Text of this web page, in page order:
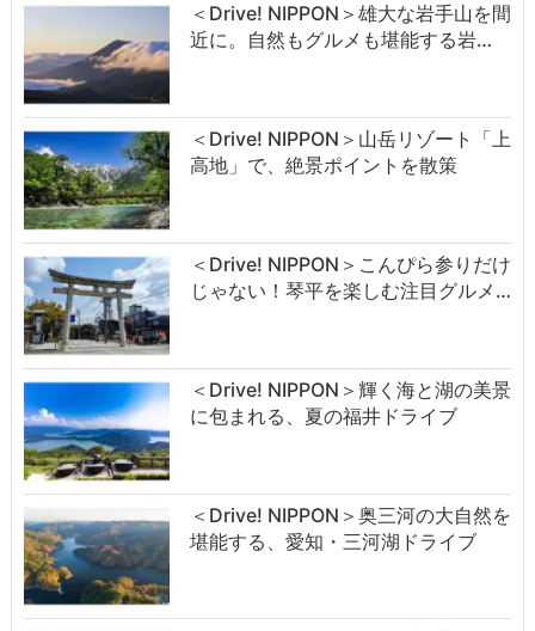
＜Drive! NIPPON＞雄大な岩手山を間
近に。自然もグルメも堪能する岩…
＜Drive! NIPPON＞山岳リゾート「上
高地」で、絶景ポイントを散策
＜Drive! NIPPON＞こんぴら参りだけ
じゃない！琴平を楽しむ注目グルメ…
＜Drive! NIPPON＞輝く海と湖の美景
に包まれる、夏の福井ドライブ
＜Drive! NIPPON＞奥三河の大自然を
堪能する、愛知・三河湖ドライブ